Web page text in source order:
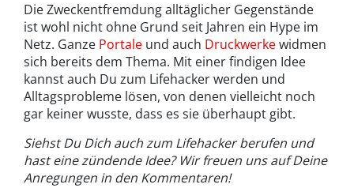
Die Zweckentfremdung alltäglicher Gegenstände
ist wohl nicht ohne Grund seit Jahren ein Hype im
Netz. Ganze Portale und auch Druckwerkewidmen
sich bereits dem Thema. Mit einer findigen Idee
kannst auch Du zum Lifehacker werden und
Alltagsprobleme lösen, von denen vielleicht noch
gar keiner wusste, dass es sie überhaupt gibt.
Siehst Du Dich auch zum Lifehacker berufen und
hast eine zündende Idee? Wir freuen uns auf Deine
Anregungen in den Kommentaren!